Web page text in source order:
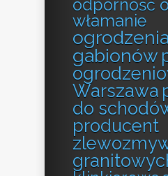
odporność
włamanie
gabionów
Warszawa
do
producent